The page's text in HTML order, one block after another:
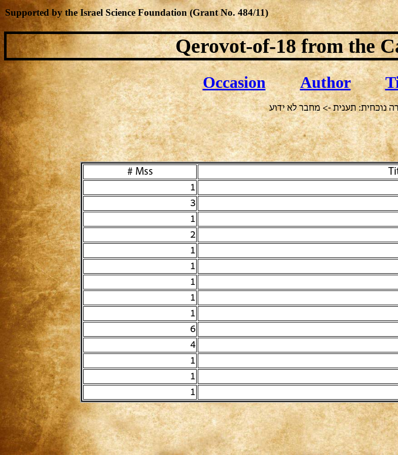
Qerovot-of-18from the
Occasion Author
נוכחית: תענית -> מחבר לא ידוע
Mss #
1
3
1
2
1
1
1
1
1
6
4
1
1
1
Supported by the Israel Science Foundation (Grant No. 484/11)